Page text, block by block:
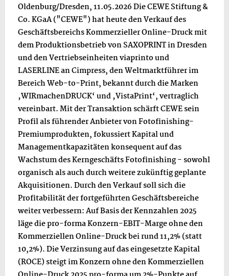
Oldenburg/Dresden, 11.05.2026 Die CEWE Stiftung &
Co. KGaA ("CEWE") hat heute den Verkauf des
Geschäftsbereichs Kommerzieller Online-Druck mit
dem Produktionsbetrieb von SAXOPRINT in Dresden
und den Vertriebseinheiten viaprinto und
LASERLINE an Cimpress, den Weltmarktführer im
Bereich Web-to-Print, bekannt durch die Marken
‚WIRmachenDRUCK‘ und ‚VistaPrint‘, vertraglich
vereinbart. Mit der Transaktion schärft CEWE sein
Profil als führender Anbieter von Fotofinishing-
Premiumprodukten, fokussiert Kapital und
Managementkapazitäten konsequent auf das
Wachstum des Kerngeschäfts Fotofinishing - sowohl
organisch als auch durch weitere zukünftig geplante
Akquisitionen. Durch den Verkauf soll sich die
Profitabilität der fortgeführten Geschäftsbereiche
weiter verbessern: Auf Basis der Kennzahlen 2025
läge die pro-forma Konzern-EBIT-Marge ohne den
Kommerziellen Online-Druck bei rund 11,2% (statt
10,2%). Die Verzinsung auf das eingesetzte Kapital
(ROCE) steigt im Konzern ohne den Kommerziellen